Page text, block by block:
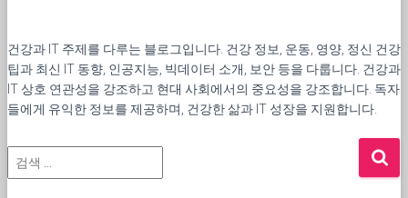
건강과 IT 주제를 다루는 블로그입니다. 건강 정보, 운동, 영양, 정신 건강
팁과 최신 IT 동향, 인공지능, 빅데이터 소개, 보안 등을 다룹니다. 건강과
IT 상호 연관성을 강조하고 현대 사회에서의 중요성을 강조합니다. 독자
들에게 유익한 정보를 제공하며, 건강한 삶과 IT 성장을 지원합니다.
검
색